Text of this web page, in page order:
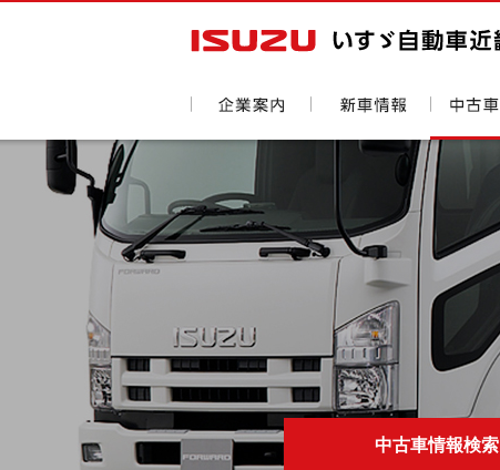
中古車情報検索